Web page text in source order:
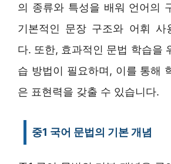
의 종류와 특성을 배워 언어의
기본적인 문장 구조와 어휘 사
다. 또한, 효과적인 문법 학습을
습 방법이 필요하며, 이를 통해
은 표현력을 갖출 수 있습니다.
중1 국어 문법의 기본 개념